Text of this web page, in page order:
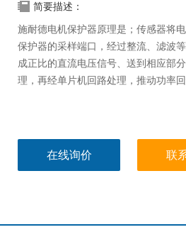
简要描述：
施耐德电机保护器原理是；传感器将
保护器的采样端口，经过整流、滤波
成正比的直流电压信号、送到相应部
理，再经单片机回路处理，推动功率
在线询价 联